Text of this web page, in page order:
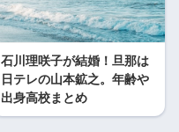
石川理咲子が結婚！旦那は
日テレの山本鉱之。年齢や
出身高校まとめ